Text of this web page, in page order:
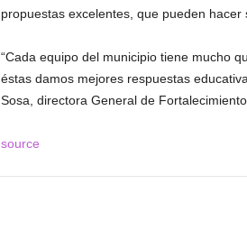
propuestas excelentes, que pueden
“Cada equipo del municipio tiene mucho
éstas damos mejores respuestas
Sosa, directora General de
source